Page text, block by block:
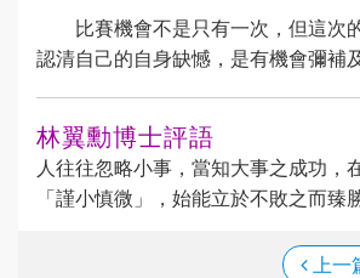
比賽機會不是只有一次，但這次
認清自己的自身缺憾，是有機會彌補
林翼勳博士評語
人往往忽略小事，當知大事之成功，
「謹小慎微」，始能立於不敗之而臻
上一